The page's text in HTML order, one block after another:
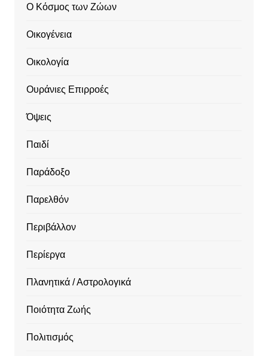
Ο Κόσμος των Ζώων
Οικογένεια
Οικολογία
Ουράνιες Επιρροές
Όψεις
Παιδί
Παράδοξο
Παρελθόν
Περιβάλλον
Περίεργα
Πλανητικά / Αστρολογικά
Ποιότητα Ζωής
Πολιτισμός